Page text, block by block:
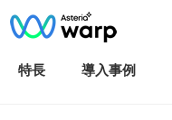
特長 導入事例